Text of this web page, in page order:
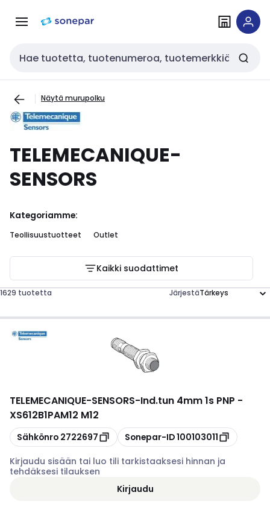
navigointiinsisältöön
Haku
Näytä murupolku
TELEMECANIQUE-
SENSORS
Kategoriamme:
Teollisuustuotteet Outlet
Kaikki suodattimet
1629 tuotetta Järjestä
TELEMECANIQUE-SENSORS-Ind.tun 4mm 1s PNP -
XS612B1PAM12 M12
Kopioi
Sähkönro 2722697 Kopioi
Sonepar-ID100103011
Kirjaudu sisään tai luo tili tarkistaaksesi hinnan ja
tehdäksesi tilauksen
Kirjaudu